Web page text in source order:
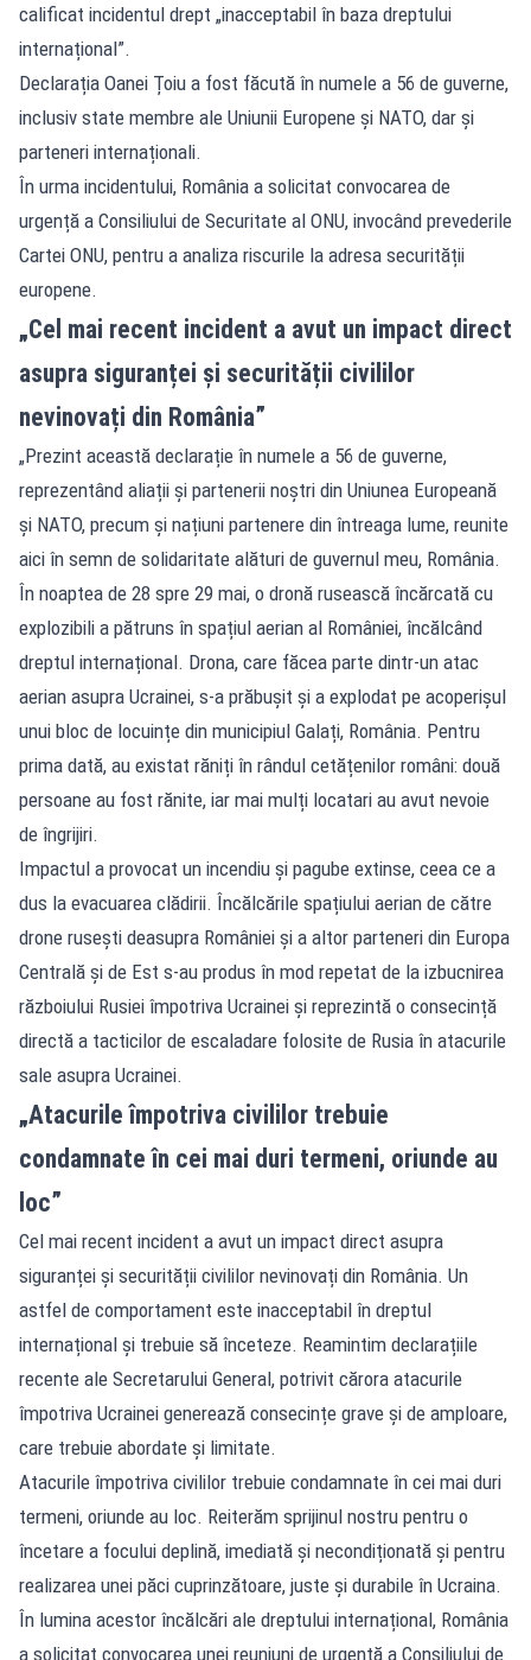
calificat incidentul drept „inacceptabil în baza dreptului
internațional”.
Declarația Oanei Țoiu a fost făcută în numele a 56 de guverne,
inclusiv state membre ale Uniunii Europene și NATO, dar și
parteneri internaționali.
În urma incidentului, România a solicitat convocarea de
urgență a Consiliului de Securitate al ONU, invocând prevederile
Cartei ONU, pentru a analiza riscurile la adresa securității
europene.
„Cel mai recent incident a avut un impact direct
asupra siguranței și securității civililor
nevinovați din România”
„Prezint această declarație în numele a 56 de guverne,
reprezentând aliații și partenerii noștri din Uniunea Europeană
și NATO, precum și națiuni partenere din întreaga lume, reunite
aici în semn de solidaritate alături de guvernul meu, România.
În noaptea de 28 spre 29 mai, o dronă rusească încărcată cu
explozibili a pătruns în spațiul aerian al României, încălcând
dreptul internațional. Drona, care făcea parte dintr-un atac
aerian asupra Ucrainei, s-a prăbușit și a explodat pe acoperișul
unui bloc de locuințe din municipiul Galați, România. Pentru
prima dată, au existat răniți în rândul cetățenilor români: două
persoane au fost rănite, iar mai mulți locatari au avut nevoie
de îngrijiri.
Impactul a provocat un incendiu și pagube extinse, ceea ce a
dus la evacuarea clădirii. Încălcările spațiului aerian de către
drone rusești deasupra României și a altor parteneri din Europa
Centrală și de Est s-au produs în mod repetat de la izbucnirea
războiului Rusiei împotriva Ucrainei și reprezintă o consecință
directă a tacticilor de escaladare folosite de Rusia în atacurile
sale asupra Ucrainei.
„Atacurile împotriva civililor trebuie
condamnate în cei mai duri termeni, oriunde au
loc”
Cel mai recent incident a avut un impact direct asupra
siguranței și securității civililor nevinovați din România. Un
astfel de comportament este inacceptabil în dreptul
internațional și trebuie să înceteze. Reamintim declarațiile
recente ale Secretarului General, potrivit cărora atacurile
împotriva Ucrainei generează consecințe grave și de amploare,
care trebuie abordate și limitate.
Atacurile împotriva civililor trebuie condamnate în cei mai duri
termeni, oriunde au loc. Reiterăm sprijinul nostru pentru o
încetare a focului deplină, imediată și necondiționată și pentru
realizarea unei păci cuprinzătoare, juste și durabile în Ucraina.
În lumina acestor încălcări ale dreptului internațional, România
a solicitat convocarea unei reuniuni de urgență a Consiliului de